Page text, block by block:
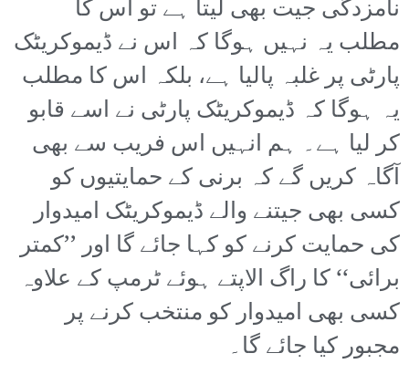
نامزدگی جیت بھی لیتا ہے تو اس کا
مطلب یہ نہیں ہوگا کہ اس نے ڈیموکریٹک
پارٹی پر غلبہ پالیا ہے، بلکہ اس کا مطلب
یہ ہوگا کہ ڈیموکریٹک پارٹی نے اسے قابو
کر لیا ہے۔ ہم انہیں اس فریب سے بھی
آگاہ کریں گے کہ برنی کے حمایتیوں کو
کسی بھی جیتنے والے ڈیموکریٹک امیدوار
کی حمایت کرنے کو کہا جائے گا اور ’’کمتر
برائی‘‘ کا راگ الاپتے ہوئے ٹرمپ کے علاوہ
کسی بھی امیدوار کو منتخب کرنے پر
مجبور کیا جائے گا۔